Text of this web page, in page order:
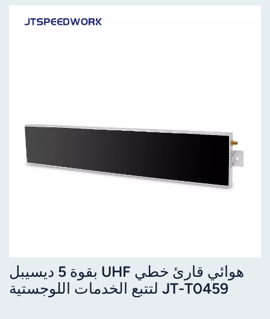
هوائي قارئ خطي UHF بقوة 5 ديسيبل
JT-T0459 لتتبع الخدمات اللوجستية